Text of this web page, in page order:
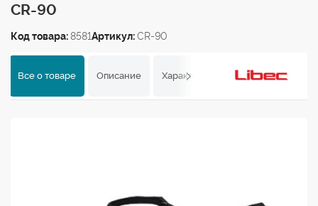
CR-90
Код товара:8581Артикул:CR-90
Все о товаре Описание Характеристики Отзывы